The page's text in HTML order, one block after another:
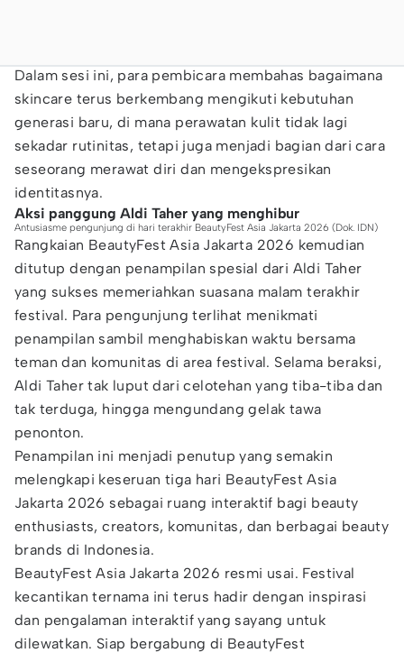
Dalam sesi ini, para pembicara membahas bagaimana
skincare terus berkembang mengikuti kebutuhan
generasi baru, di mana perawatan kulit tidak lagi
sekadar rutinitas, tetapi juga menjadi bagian dari cara
seseorang merawat diri dan mengekspresikan
identitasnya.
Aksi panggung Aldi Taher yang menghibur
Antusiasme pengunjung di hari terakhir BeautyFest Asia Jakarta 2026 (Dok. IDN)
Rangkaian BeautyFest Asia Jakarta 2026 kemudian
ditutup dengan penampilan spesial dari Aldi Taher
yang sukses memeriahkan suasana malam terakhir
festival. Para pengunjung terlihat menikmati
penampilan sambil menghabiskan waktu bersama
teman dan komunitas di area festival. Selama beraksi,
Aldi Taher tak luput dari celotehan yang tiba-tiba dan
tak terduga, hingga mengundang gelak tawa
penonton.
Penampilan ini menjadi penutup yang semakin
melengkapi keseruan tiga hari BeautyFest Asia
Jakarta 2026 sebagai ruang interaktif bagi beauty
enthusiasts, creators, komunitas, dan berbagai beauty
brands di Indonesia.
BeautyFest Asia Jakarta 2026 resmi usai. Festival
kecantikan ternama ini terus hadir dengan inspirasi
dan pengalaman interaktif yang sayang untuk
dilewatkan. Siap bergabung di BeautyFest